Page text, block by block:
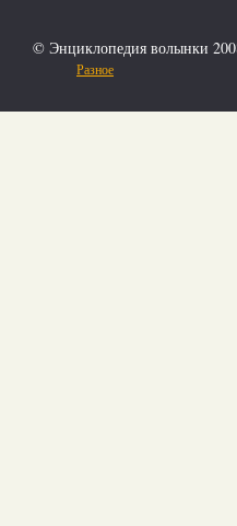
© Энциклопедия волынки
Разное